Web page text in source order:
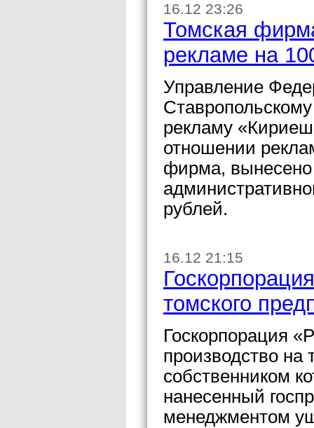
16.12 23:26
Томская
рекламе на
Управление
рекламу
отношении
фирма, вынесено
рублей.
16.12 21:15
томского
Госкорпорация
производство на
собственником
нанесенный
менеджментом